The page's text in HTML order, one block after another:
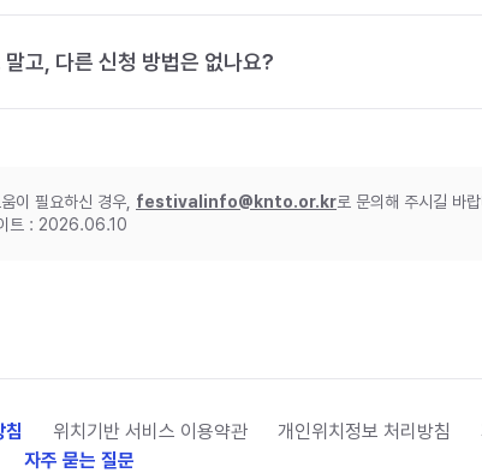
말고, 다른 신청 방법은 없나요?
이 필요하신 경우, festivalinfo@knto.or.kr로 문의해 주시길 바
트 : 2026.06.10
침 위치기반 서비스 이용약관 개인위치정보 처리방침
자주 묻는 질문